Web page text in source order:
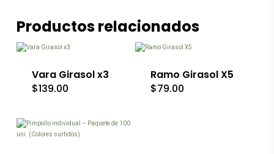
Productos relacionados
Vara Girasol x3
$139.00
Ramo Girasol X5
$79.00